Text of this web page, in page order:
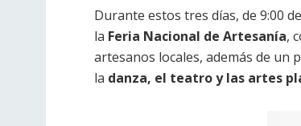
Durante estos tres días, de 9:00
la Feria Nacional de Artesanía,
artesanos locales, además de un
la danza, el teatro y las artes